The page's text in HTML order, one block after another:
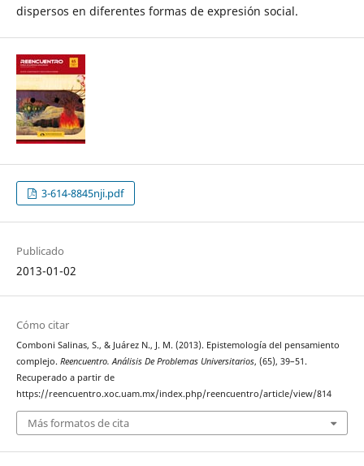
dispersos en diferentes formas de expresión social.
3-614-8845nji.pdf
Publicado
2013-01-02
Cómo citar
Comboni Salinas, S., & Juárez N., J. M. (2013). Epistemología del pensamiento
complejo. Reencuentro. Análisis De Problemas Universitarios, (65), 39–51.
Recuperado a partir de
https://reencuentro.xoc.uam.mx/index.php/reencuentro/article/view/814
Más formatos de cita